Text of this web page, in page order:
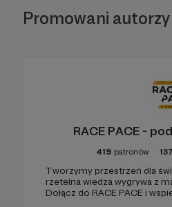
Promowani autorzy
RACE PACE -
419 patronów
Tworzymy przestrzeń dla
rzetelna wiedza wygrywa z
Dołącz do RACE PACE i